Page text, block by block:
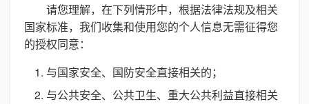
请您理解，在下列情形中，根据法律法规及相关
国家标准，我们收集和使用您的个人信息无需征得您
的授权同意：
与国家安全、国防安全直接相关的；
与公共安全、公共卫生、重大公共利益直接相关